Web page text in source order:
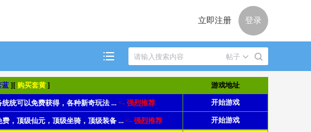
立即注册 登录
帖子
蓝 ][ 购买套黄 ] 游戏地址
统可以免费获得，各种新奇玩法 ... <- 强烈推荐 开始游戏
，顶级仙元，顶级坐骑，顶级装备 ... <- 强烈推荐 开始游戏
元一抽<- 推荐 开始游戏